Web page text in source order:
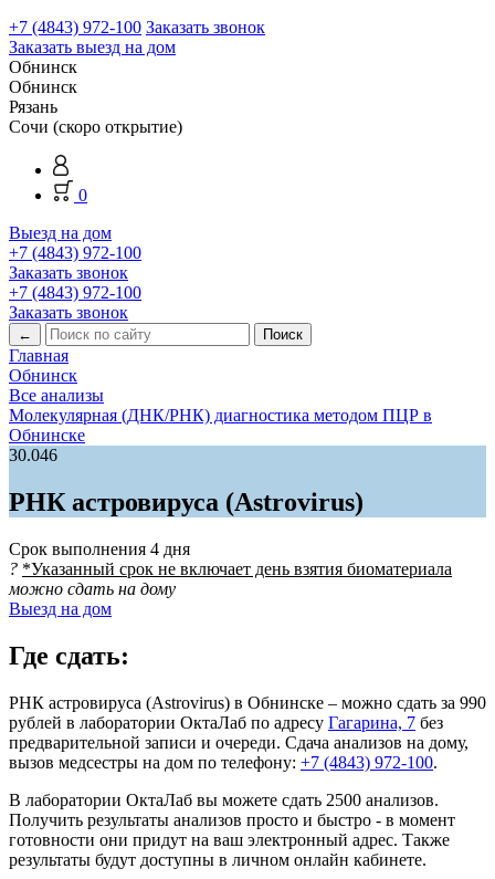
+7 (4843) 972-100 Заказать звонок
Заказать выезд на дом
Обнинск
Обнинск
Рязань
Сочи (скоро открытие)
0
Выезд на дом
+7 (4843) 972-100
Заказать звонок
+7 (4843) 972-100
Заказать звонок
←
Главная
Обнинск
Все анализы
Молекулярная (ДНК/РНК) диагностика методом ПЦР в
Обнинске
30.046
РНК астровируса (Astrovirus)
Срок выполнения 4 дня
? *Указанный срок не включает день взятия биоматериала
можно сдать на дому
Выезд на дом
Где сдать:
РНК астровируса (Astrovirus) в Обнинске – можно сдать за 990
рублей в лаборатории ОктаЛаб по адресу Гагарина, 7 без
предварительной записи и очереди. Сдача анализов на дому,
вызов медсестры на дом по телефону: +7 (4843) 972-100.
В лаборатории ОктаЛаб вы можете сдать 2500 анализов.
Получить результаты анализов просто и быстро - в момент
готовности они придут на ваш электронный адрес. Также
результаты будут доступны в личном онлайн кабинете.